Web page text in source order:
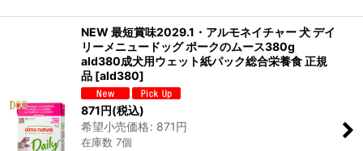
NEW 最短賞味2029.1・アルモネイチャー 犬 デイ
リーメニュードッグ ポークのムース380g
ald380成犬用ウェット紙パック総合栄養食 正規
品 [ald380]
871円(税込)
希望小売価格: 871円
在庫数 7個